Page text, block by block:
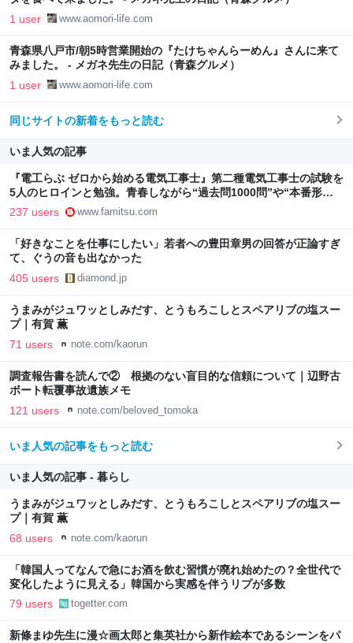
1 user www.aomori-life.com
青森県八戸市/朝5時営業開始の『たけちゃんらーめん』さんに来て
みました。 - メガネ先生の日記（青森グルメ）
1 user www.aomori-life.com
同じサイトの新着をもっと読む
いま人気の記事
『電工らぶ ゼロから始める電気工事士』第二種電気工事士の試験を
5人のヒロインと勉強。青春しながら“過去問1000問”や“本番形式
CBT模擬試験”で本格的に学べるノベルゲーム | ゲーム・エンタメ
最新情報のファミ通.com
237 users www.famitsu.com
「好きなことを仕事にしたい」若者への豊田章男の回答が正論すぎ
て、ぐうの音も出なかった
405 users diamond.jp
うまみがジュワッとしみだす、とうもろこしとスペアリブの塩スー
プ｜有賀 薫
71 users note.com/kaorun
調査報告書を読んで② 根拠のない盲目的な信頼について｜辺野古
ボート転覆事故遺族メモ
121 users note.com/beloved_tomoka
いま人気の記事をもっと読む
いま人気の記事 - 暮らし
うまみがジュワッとしみだす、とうもろこしとスペアリブの塩スー
プ｜有賀 薫
68 users note.com/kaorun
「韓国人ってなんで急にお酒を飲む習慣が廃れ始めたの？全世代で
変化したように見える」韓国から実感を伴うリプが多数
79 users togetter.com
新條まゆ先生に漫☆画太郎と集英社から新作絵本であるシーンをパ